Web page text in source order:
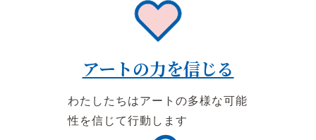
アートの力を信じる
わたしたちはアートの多様な可能
性を信じて行動します